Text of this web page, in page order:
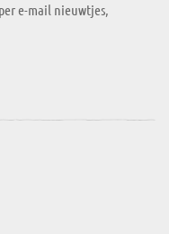
e-mail nieuwtjes,